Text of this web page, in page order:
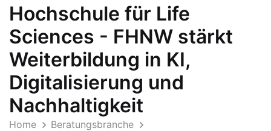
Hochschule für Life
Sciences - FHNW stärkt
Weiterbildung in KI,
Digitalisierung und
Nachhaltigkeit
Home
Beratungsbranche